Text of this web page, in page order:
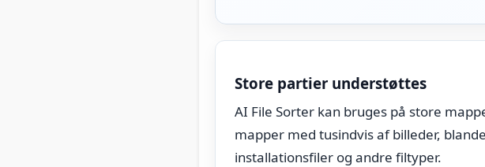
Store partier understøttes
AI File Sorter kan bruges på store
mapper med tusindvis af billeder,
installationsfiler og andre filtyper.